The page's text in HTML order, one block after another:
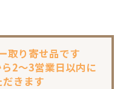
取り寄せ品です
2～3営業日以内に
きます